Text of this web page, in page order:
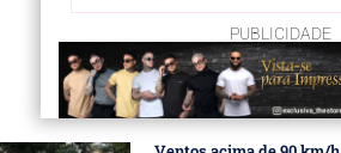
PUBLICIDADE